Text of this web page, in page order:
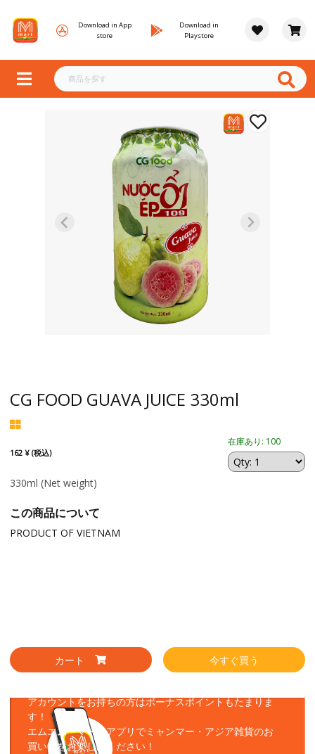
Download in App
store
Download in
Playstore
CG FOOD GUAVA JUICE 330ml
162 ¥ (税込)
在庫あり: 100
330ml (Net weight)
この商品について
PRODUCT OF VIETNAM
カート 今すぐ買う
アカウントをお持ちの方はボーナスポイントもたまりま
す！
エムエムーマートアプリでミャンマー・アジア雑貨のお
買い物をお楽しみください！